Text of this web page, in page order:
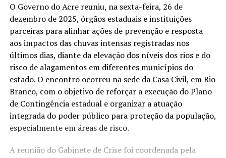
O Governo do Acre reuniu, na sexta-feira, 26 de
dezembro de 2025, órgãos estaduais e instituições
parceiras para alinhar ações de prevenção e resposta
aos impactos das chuvas intensas registradas nos
últimos dias, diante da elevação dos níveis dos rios e do
risco de alagamentos em diferentes municípios do
estado. O encontro ocorreu na sede da Casa Civil, em Rio
Branco, com o objetivo de reforçar a execução do Plano
de Contingência estadual e organizar a atuação
integrada do poder público para proteção da população,
especialmente em áreas de risco.
A reunião do Gabinete de Crise foi coordenada pela